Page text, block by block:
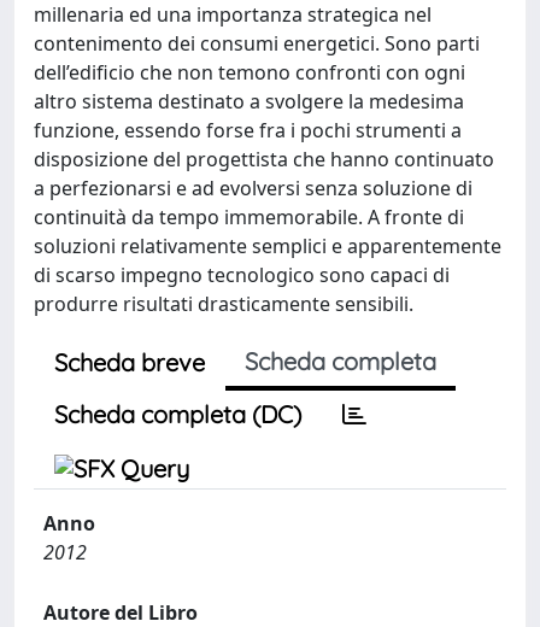
millenaria ed una importanza strategica nel
contenimento dei consumi energetici. Sono parti
dell’edificio che non temono confronti con ogni
altro sistema destinato a svolgere la medesima
funzione, essendo forse fra i pochi strumenti a
disposizione del progettista che hanno continuato
a perfezionarsi e ad evolversi senza soluzione di
continuità da tempo immemorabile. A fronte di
soluzioni relativamente semplici e apparentemente
di scarso impegno tecnologico sono capaci di
produrre risultati drasticamente sensibili.
Scheda breve
Scheda completa
Scheda completa (DC)
Anno
2012
Autore del Libro